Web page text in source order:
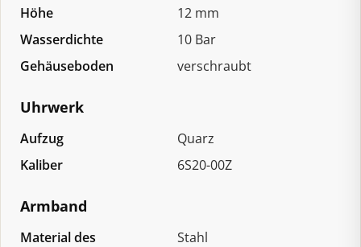
Höhe
12 mm
Wasserdichte
10 Bar
Gehäuseboden
verschraubt
Uhrwerk
Aufzug
Quarz
Kaliber
6S20-00Z
Armband
Material des
Stahl